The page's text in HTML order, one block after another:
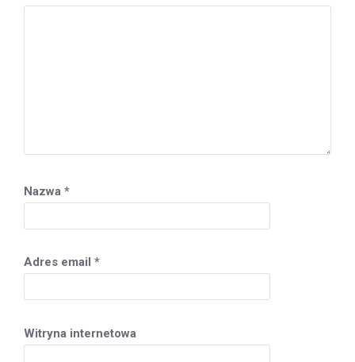
Nazwa *
Adres email *
Witryna internetowa